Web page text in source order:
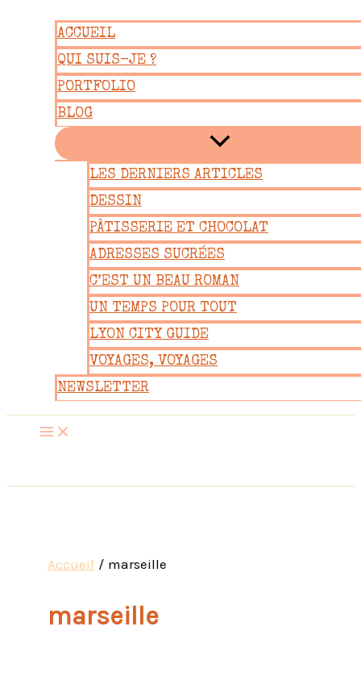
contenu
ACCUEIL
QUI SUIS-JE ?
PORTFOLIO
BLOG
LES DERNIERS ARTICLES
DESSIN
PÂTISSERIE ET CHOCOLAT
ADRESSES SUCRÉES
C’EST UN BEAU ROMAN
UN TEMPS POUR TOUT
LYON CITY GUIDE
VOYAGES, VOYAGES
NEWSLETTER
Accueil marseille
marseille